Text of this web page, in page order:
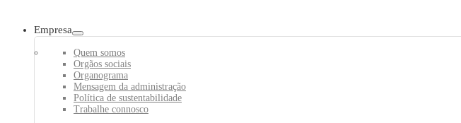
Empresa
Quem somos
Orgãos sociais
Organograma
Mensagem da administração
Política de sustentabilidade
Trabalhe connosco